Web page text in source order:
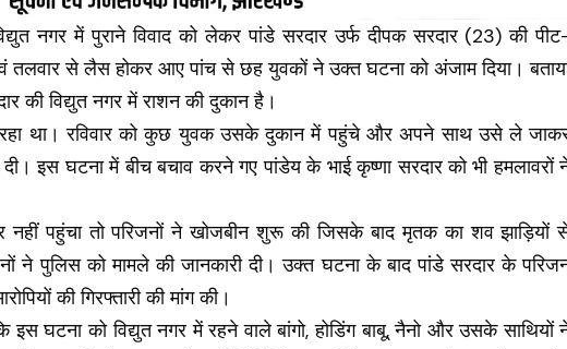
नगर में पुराने विवाद को लेकर पांडे सरदार उर्फ दीपक सरदार (23) की
तलवार से लैस होकर आए पांच से छह युवकों ने उक्त घटना को अंजाम दिया।
की विद्युत नगर में राशन की दुकान है।
था। रविवार को कुछ युवक उसके दुकान में पहुंचे और अपने साथ उसे ले
इस घटना में बीच बचाव करने गए पांडेय के भाई कृष्णा सरदार को भी हमलावरों
पहुंचा तो परिजनों ने खोजबीन शुरू की जिसके बाद मृतक का शव झाड़ियों
ने पुलिस को मामले की जानकारी दी। उक्त घटना के बाद पांडे सरदार के
की गिरफ्तारी की मांग की।
घटना को विद्युत नगर में रहने वाले बांगो, होडिंग बाबू, नैनो और उसके साथियों